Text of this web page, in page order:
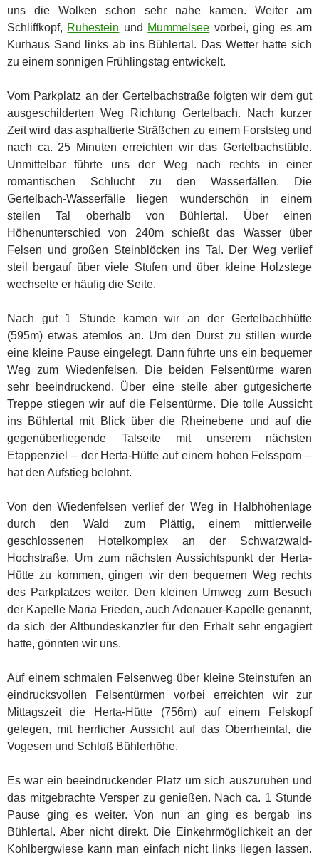
uns die Wolken schon sehr nahe kamen. Weiter am
Schliffkopf, Ruhestein und Mummelsee vorbei, ging es am
Kurhaus Sand links ab ins Bühlertal. Das Wetter hatte sich
zu einem sonnigen Frühlingstag entwickelt.
Vom Parkplatz an der Gertelbachstraße folgten wir dem gut
ausgeschilderten Weg Richtung Gertelbach. Nach kurzer
Zeit wird das asphaltierte Sträßchen zu einem Forststeg und
nach ca. 25 Minuten erreichten wir das Gertelbachstüble.
Unmittelbar führte uns der Weg nach rechts in einer
romantischen Schlucht zu den Wasserfällen. Die
Gertelbach-Wasserfälle liegen wunderschön in einem
steilen Tal oberhalb von Bühlertal. Über einen
Höhenunterschied von 240m schießt das Wasser über
Felsen und großen Steinblöcken ins Tal. Der Weg verlief
steil bergauf über viele Stufen und über kleine Holzstege
wechselte er häufig die Seite.
Nach gut 1 Stunde kamen wir an der Gertelbachhütte
(595m) etwas atemlos an. Um den Durst zu stillen wurde
eine kleine Pause eingelegt. Dann führte uns ein bequemer
Weg zum Wiedenfelsen. Die beiden Felsentürme waren
sehr beeindruckend. Über eine steile aber gutgesicherte
Treppe stiegen wir auf die Felsentürme. Die tolle Aussicht
ins Bühlertal mit Blick über die Rheinebene und auf die
gegenüberliegende Talseite mit unserem nächsten
Etappenziel – der Herta-Hütte auf einem hohen Felssporn –
hat den Aufstieg belohnt.
Von den Wiedenfelsen verlief der Weg in Halbhöhenlage
durch den Wald zum Plättig, einem mittlerweile
geschlossenen Hotelkomplex an der Schwarzwald-
Hochstraße. Um zum nächsten Aussichtspunkt der Herta-
Hütte zu kommen, gingen wir den bequemen Weg rechts
des Parkplatzes weiter. Den kleinen Umweg zum Besuch
der Kapelle Maria Frieden, auch Adenauer-Kapelle genannt,
da sich der Altbundeskanzler für den Erhalt sehr engagiert
hatte, gönnten wir uns.
Auf einem schmalen Felsenweg über kleine Steinstufen an
eindrucksvollen Felsentürmen vorbei erreichten wir zur
Mittagszeit die Herta-Hütte (756m) auf einem Felskopf
gelegen, mit herrlicher Aussicht auf das Oberrheintal, die
Vogesen und Schloß Bühlerhöhe.
Es war ein beeindruckender Platz um sich auszuruhen und
das mitgebrachte Versper zu genießen. Nach ca. 1 Stunde
Pause ging es weiter. Von nun an ging es bergab ins
Bühlertal. Aber nicht direkt. Die Einkehrmöglichkeit an der
Kohlbergwiese kann man einfach nicht links liegen lassen.